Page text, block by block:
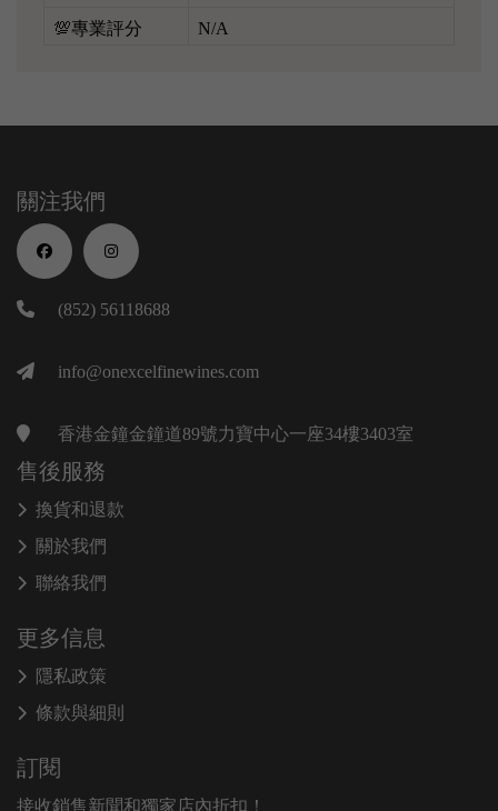
💯專業評分 N/A
關注我們
(852) 56118688
info@onexcelfinewines.com
香港金鐘金鐘道89號力寶中心一座34樓3403室
售後服務
換貨和退款
關於我們
聯絡我們
更多信息
隱私政策
條款與細則
訂閱
接收銷售新聞和獨家店內折扣！